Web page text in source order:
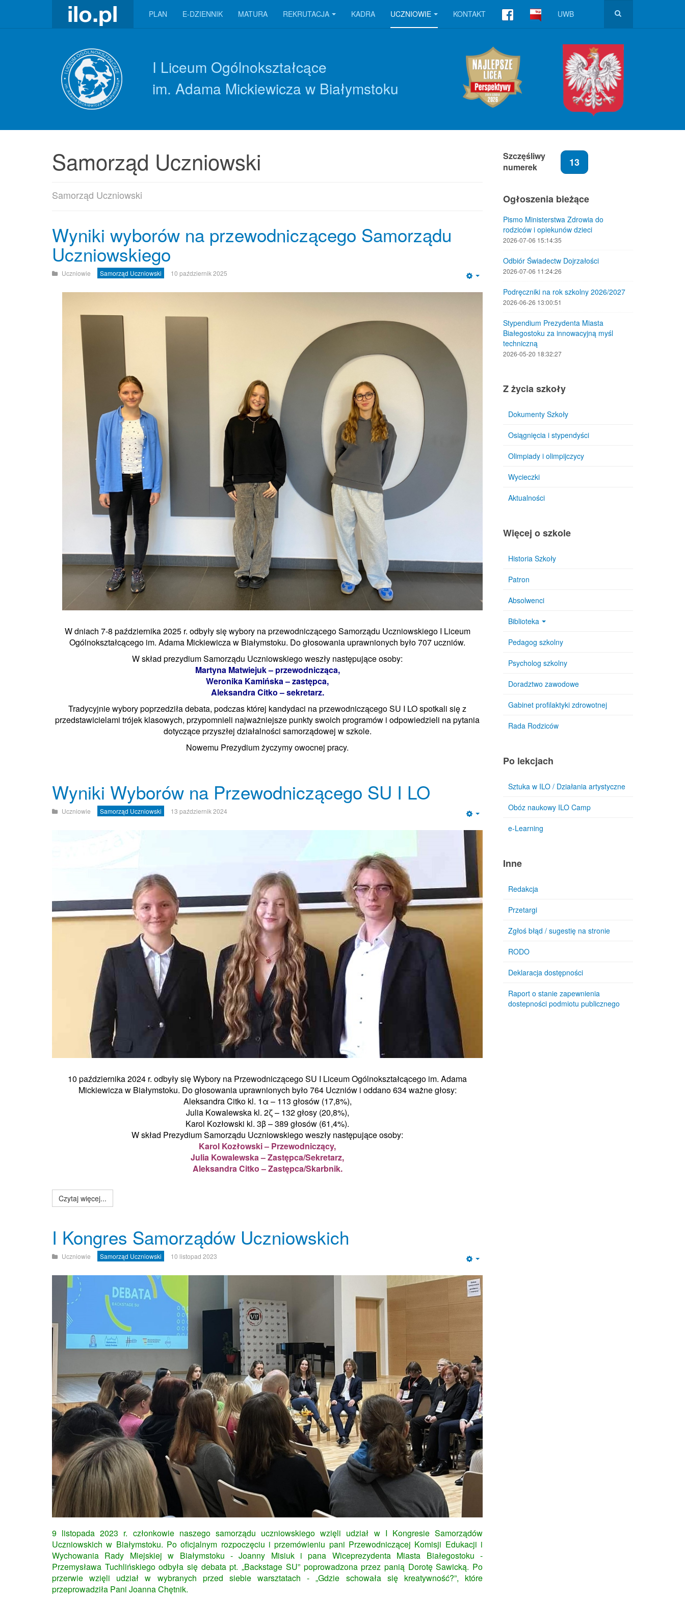
PLAN E-DZIENNIK MATURA REKRUTACJA KADRA UCZNIOWIE KONTAKT UWB
I Liceum Ogólnokształcące
im. Adama Mickiewicza w Białymstoku
Samorząd Uczniowski
Samorząd Uczniowski
Wyniki wyborów na przewodniczącego Samorządu
Uczniowskiego
Uczniowie Samorząd Uczniowski 10 październik 2025
W dniach 7-8 października 2025 r. odbyły się wybory na przewodniczącego Samorządu Uczniowskiego I Liceum
Ogólnokształcącego im. Adama Mickiewicza w Białymstoku. Do głosowania uprawnionych było 707 uczniów.
W skład prezydium Samorządu Uczniowskiego weszły następujące osoby:
Martyna Matwiejuk – przewodnicząca,
Weronika Kamińska – zastępca,
Aleksandra Citko – sekretarz.
Tradycyjnie wybory poprzedziła debata, podczas której kandydaci na przewodniczącego SU I LO spotkali się z
przedstawicielami trójek klasowych, przypomnieli najważniejsze punkty swoich programów i odpowiedzieli na pytania
dotyczące przyszłej działalności samorządowej w szkole.
Nowemu Prezydium życzymy owocnej pracy.
Wyniki Wyborów na Przewodniczącego SU I LO
Uczniowie Samorząd Uczniowski 13 październik 2024
10 października 2024 r. odbyły się Wybory na Przewodniczącego SU I Liceum Ogólnokształcącego im. Adama
Mickiewicza w Białymstoku. Do głosowania uprawnionych było 764 Uczniów i oddano 634 ważne głosy:
Aleksandra Citko kl. 1α – 113 głosów (17,8%),
Julia Kowalewska kl. 2ζ – 132 głosy (20,8%),
Karol Kozłowski kl. 3β – 389 głosów (61,4%).
W skład Prezydium Samorządu Uczniowskiego weszły następujące osoby:
Karol Kozłowski – Przewodniczący,
Julia Kowalewska – Zastępca/Sekretarz,
Aleksandra Citko – Zastępca/Skarbnik.
Czytaj więcej...
I Kongres Samorządów Uczniowskich
Uczniowie Samorząd Uczniowski 10 listopad 2023
9 listopada 2023 r. członkowie naszego samorządu uczniowskiego wzięli udział w I Kongresie Samorządów
Uczniowskich w Białymstoku. Po oficjalnym rozpoczęciu i przemówieniu pani Przewodniczącej Komisji Edukacji i
Wychowania Rady Miejskiej w Białymstoku - Joanny Misiuk i pana Wiceprezydenta Miasta Białegostoku -
Przemysława Tuchlińskiego odbyła się debata pt. „Backstage SU” poprowadzona przez panią Dorotę Sawicką. Po
przerwie wzięli udział w wybranych przed siebie warsztatach - „Gdzie schowała się kreatywność?”, które
przeprowadziła Pani Joanna Chętnik.
Szczęśliwy
numerek
13
Ogłoszenia bieżące
Pismo Ministerstwa Zdrowia do
rodziców i opiekunów dzieci
2026-07-06 15:14:35
Odbiór Świadectw Dojrzałości
2026-07-06 11:24:26
Podręczniki na rok szkolny 2026/2027
2026-06-26 13:00:51
Stypendium Prezydenta Miasta
Białegostoku za innowacyjną myśl
techniczną
2026-05-20 18:32:27
Z życia szkoły
Dokumenty Szkoły
Osiągnięcia i stypendyści
Olimpiady i olimpijczycy
Wycieczki
Aktualności
Więcej o szkole
Historia Szkoły
Patron
Absolwenci
Biblioteka
Pedagog szkolny
Psycholog szkolny
Doradztwo zawodowe
Gabinet profilaktyki zdrowotnej
Rada Rodziców
Po lekcjach
Sztuka w ILO / Działania artystyczne
Obóz naukowy ILO Camp
e-Learning
Inne
Redakcja
Przetargi
Zgłoś błąd / sugestię na stronie
RODO
Deklaracja dostępności
Raport o stanie zapewnienia
dostepności podmiotu publicznego